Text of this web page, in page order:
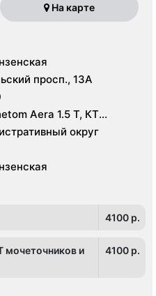
На карте
просп., 13А
Aera 1.5 T, КТ
УЗИ Mindrey DS 8,
округ
4100 p.
мочеточников и
4100 p.